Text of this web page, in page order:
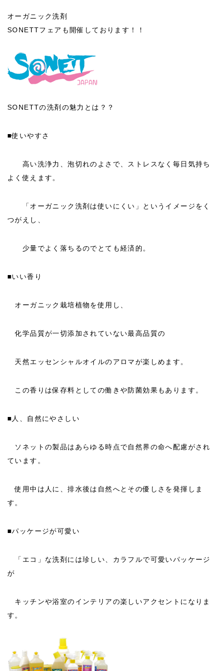
オーガニック洗剤
SONETTフェアも開催しております！！
SONETTの洗剤の魅力とは？？
■使いやすさ
高い洗浄力、泡切れのよさで、ストレスなく毎日気持ち
よく使えます。
「オーガニック洗剤は使いにくい」というイメージをく
つがえし、
少量でよく落ちるのでとても経済的。
■いい香り
オーガニック栽培植物を使用し、
化学品質が一切添加されていない最高品質の
天然エッセンシャルオイルのアロマが楽しめます。
この香りは保存料としての働きや防菌効果もあります。
■人、自然にやさしい
ソネットの製品はあらゆる時点で自然界の命へ配慮がされ
ています。
使用中は人に、排水後は自然へとその優しさを発揮しま
す。
■パッケージが可愛い
「エコ」な洗剤には珍しい、カラフルで可愛いパッケージ
が
キッチンや浴室のインテリアの楽しいアクセントになりま
す。